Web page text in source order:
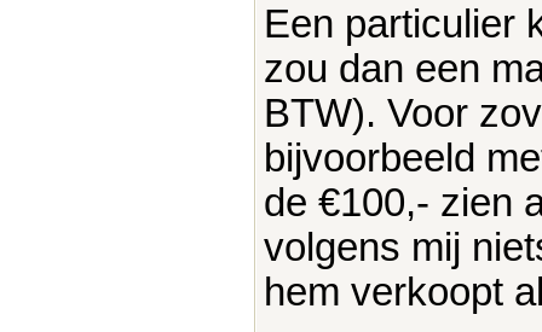
Een particulier
zou dan een
BTW). Voor
bijvoorbeeld
de €100,- zien
volgens mij
hem verkoopt